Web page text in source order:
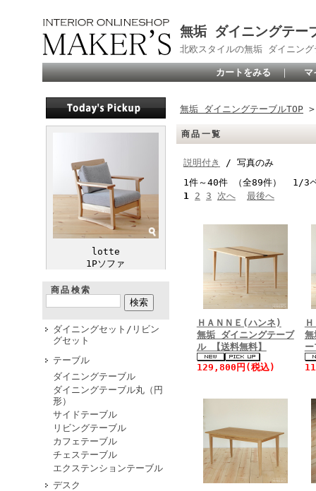
無垢 ダイニングテー
北欧スタイルの無垢 ダイニン
カートをみる ｜ マ
lotte
1Pソファ
商品検索
ダイニングセット/リビン
グセット
テーブル
ダイニングテーブル
ダイニングテーブル丸（円
形）
サイドテーブル
リビングテーブル
カフェテーブル
チェステーブル
エクステンションテーブル
デスク
無垢 ダイニングテーブルTOP >
商品一覧
説明付き
/ 写真のみ
1件～40件 （全89件） 1/3
1 2 3 次へ 最後へ
ＨＡＮＮＥ(ハンネ)
無垢 ダイニングテーブ
ル 【送料無料】
129,800円(税込)
無